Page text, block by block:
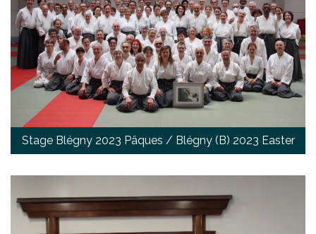
Stage Blégny 2023 Pâques / Blégny (B) 2023 Easter